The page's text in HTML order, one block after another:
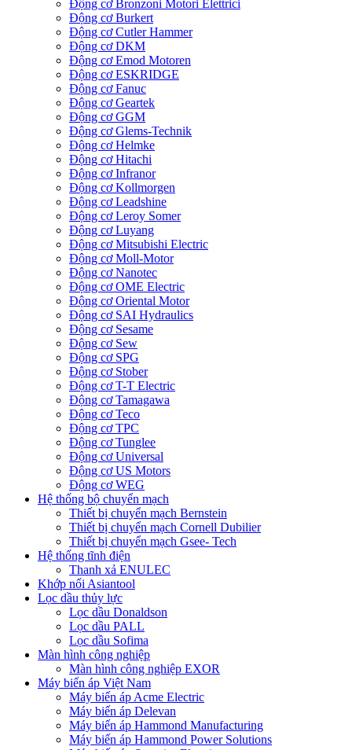
Động cơ Bronzoni Motori Elettrici
Động cơ Burkert
Động cơ Cutler Hammer
Động cơ DKM
Động cơ Emod Motoren
Động cơ ESKRIDGE
Động cơ Fanuc
Động cơ Geartek
Động cơ GGM
Động cơ Glems-Technik
Động cơ Helmke
Động cơ Hitachi
Động cơ Infranor
Động cơ Kollmorgen
Động cơ Leadshine
Động cơ Leroy Somer
Động cơ Luyang
Động cơ Mitsubishi Electric
Động cơ Moll-Motor
Động cơ Nanotec
Động cơ OME Electric
Động cơ Oriental Motor
Động cơ SAI Hydraulics
Động cơ Sesame
Động cơ Sew
Động cơ SPG
Động cơ Stober
Động cơ T-T Electric
Động cơ Tamagawa
Động cơ Teco
Động cơ TPC
Động cơ Tunglee
Động cơ Universal
Động cơ US Motors
Động cơ WEG
Hệ thống bộ chuyển mạch
Thiết bị chuyển mạch Bernstein
Thiết bị chuyển mạch Cornell Dubilier
Thiết bị chuyển mạch Gsee- Tech
Hệ thống tĩnh điện
Thanh xả ENULEC
Khớp nối Asiantool
Lọc dầu thủy lực
Lọc dầu Donaldson
Lọc dầu PALL
Lọc dầu Sofima
Màn hình công nghiệp
Màn hình công nghiệp EXOR
Máy biến áp Việt Nam
Máy biến áp Acme Electric
Máy biến áp Delevan
Máy biến áp Hammond Manufacturing
Máy biến áp Hammond Power Solutions